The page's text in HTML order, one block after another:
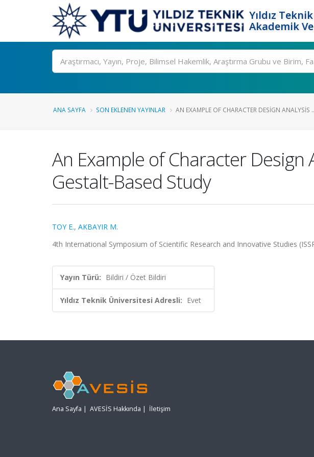
Yıldız
Akademik
Ara
ANA SAYFA SON EKLENEN YAYINLAR AN EXAMPLE OF CHARACTER DESIGN ANALYSIS
An Example of Character
Gestalt-Based Study
TOY E., AKBAYIR M.
4th International Symposium of Scientific Research and Innovative Studies
Yayın Türü: Bildiri / Özet Bildiri
Yıldız Teknik Üniversitesi Adresli: Evet
Ana Sayfa | AVESİS Hakkında | İletişim